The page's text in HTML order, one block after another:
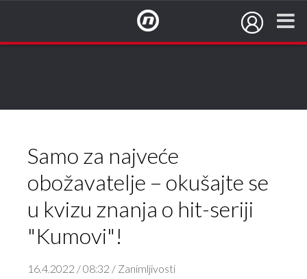
Samo za najveće
obožavatelje – okušajte se
u kvizu znanja o hit-seriji
"Kumovi"!
16.4.2022 / 08:32 / Zanimljivosti